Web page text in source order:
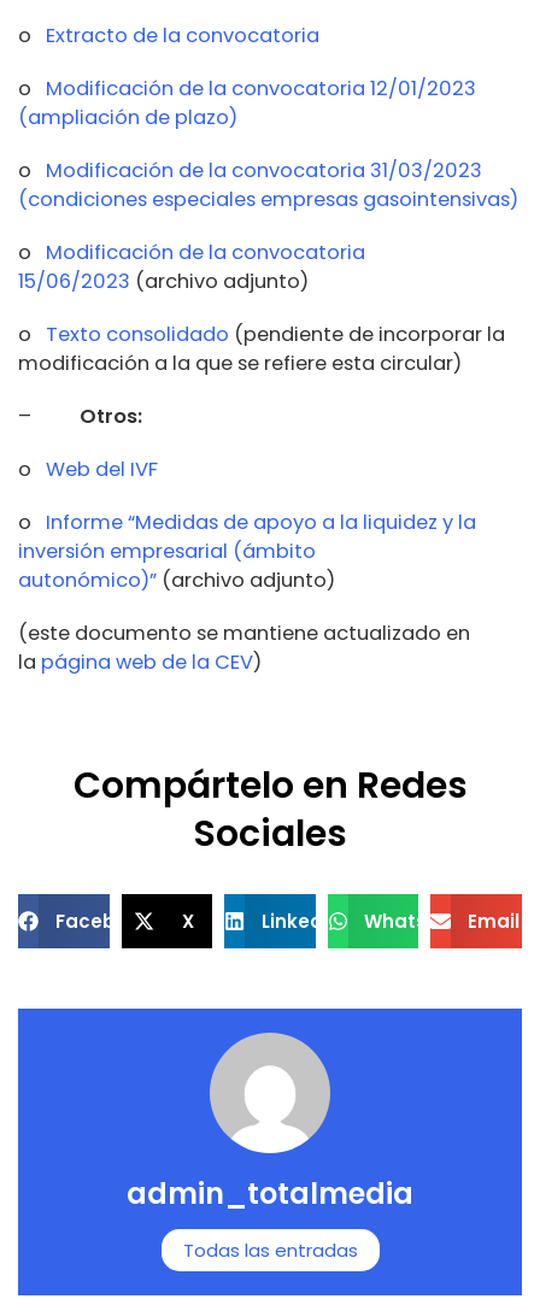
o Extracto de la convocatoria
o Modificación de la convocatoria 12/01/2023
(ampliación de plazo)
o Modificación de la convocatoria 31/03/2023
(condiciones especiales empresas gasointensivas)
o Modificación de la convocatoria
15/06/2023 (archivo adjunto)
o Texto consolidado (pendiente de incorporar la
modificación a la que se refiere esta circular)
– Otros:
o Web del IVF
o Informe “Medidas de apoyo a la liquidez y la
inversión empresarial (ámbito
autonómico)” (archivo adjunto)
(este documento se mantiene actualizado en
la página web de la CEV)
Compártelo en Redes
Sociales
Facebook X LinkedIn WhatsApp Email
admin_totalmedia
Todas las entradas